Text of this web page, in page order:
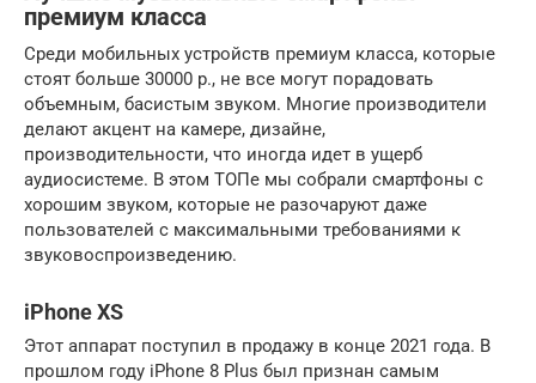
премиум класса
Среди мобильных устройств премиум класса, которые
стоят больше 30000 р., не все могут порадовать
объемным, басистым звуком. Многие производители
делают акцент на камере, дизайне,
производительности, что иногда идет в ущерб
аудиосистеме. В этом ТОПе мы собрали смартфоны с
хорошим звуком, которые не разочаруют даже
пользователей с максимальными требованиями к
звуковоспроизведению.
iPhone XS
Этот аппарат поступил в продажу в конце 2021 года. В
прошлом году iPhone 8 Plus был признан самым